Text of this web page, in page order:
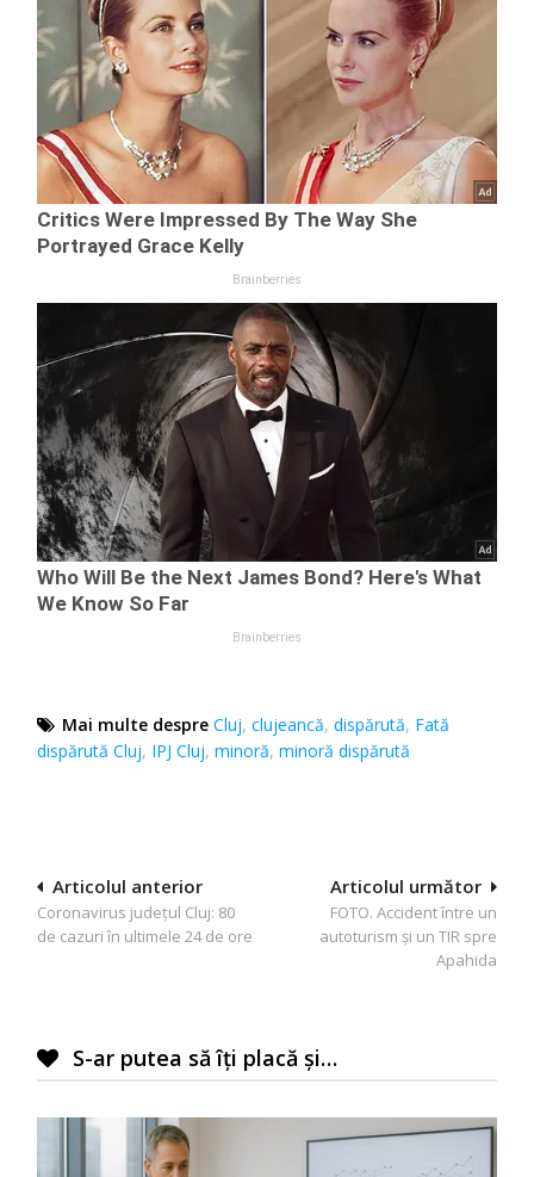
Mai multe despre Cluj,clujeancă,dispărută, Fată
dispărută Cluj, IPJ Cluj,minoră,minoră dispărută
Navigare
în
Articolul următor
FOTO. Accident între un
autoturism și un TIR spre
Apahida
Articolul anterior
Coronavirus județul Cluj: 80
de cazuri în ultimele 24 de ore
S-ar putea să îți placă și…